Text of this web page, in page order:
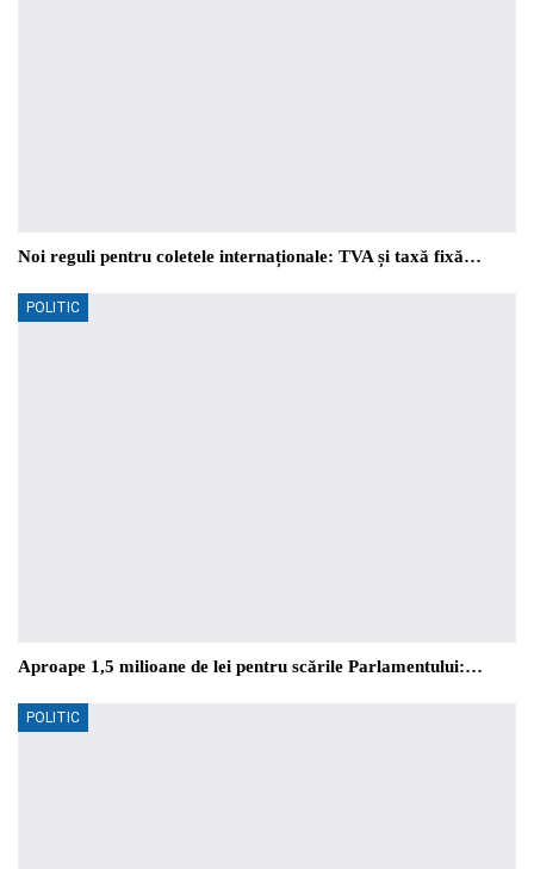
Noi reguli pentru coletele internaționale: TVA și taxă fixă…
POLITIC
Aproape 1,5 milioane de lei pentru scările Parlamentului:…
POLITIC